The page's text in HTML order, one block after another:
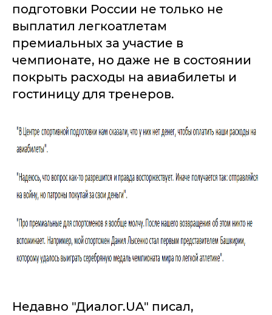
подготовки России не только не
выплатил легкоатлетам
премиальных за участие в
чемпионате, но даже не в состоянии
покрыть расходы на авиабилеты и
гостиницу для тренеров.
Недавно "Диалог.UA" писал,